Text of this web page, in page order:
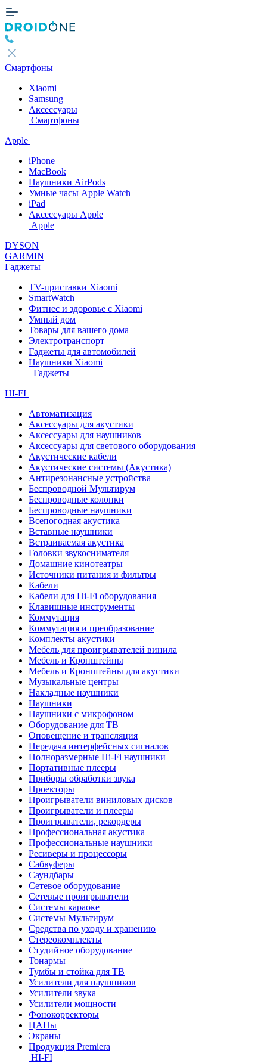
Смартфоны
Xiaomi
Samsung
Аксессуары
Смартфоны
Apple
iPhone
MacBook
Наушники AirPods
Умные часы Apple Watch
iPad
Аксессуары Apple
Apple
DYSON
GARMIN
Гаджеты
TV-приставки Xiaomi
SmartWatch
Фитнес и здоровье с Xiaomi
Умный дом
Товары для вашего дома
Электротранспорт
Гаджеты для автомобилей
Наушники Xiaomi
Гаджеты
HI-FI
Автоматизация
Аксессуары для акустики
Аксессуары для наушников
Аксессуары для светового оборудования
Акустические кабели
Акустические системы (Акустика)
Антирезонансные устройства
Беспроводной Мультирум
Беспроводные колонки
Беспроводные наушники
Всепогодная акустика
Вставные наушники
Встраиваемая акустика
Головки звукоснимателя
Домашние кинотеатры
Источники питания и фильтры
Кабели
Кабели для Hi-Fi оборудования
Клавишные инструменты
Коммутация
Коммутация и преобразование
Комплекты акустики
Мебель для проигрывателей винила
Мебель и Кронштейны
Мебель и Кронштейны для акустики
Музыкальные центры
Накладные наушники
Наушники
Наушники с микрофоном
Оборудование для ТВ
Оповещение и трансляция
Передача интерфейсных сигналов
Полноразмерные Hi-Fi наушники
Портативные плееры
Приборы обработки звука
Проекторы
Проигрыватели виниловых дисков
Проигрыватели и плееры
Проигрыватели, рекордеры
Профессиональная акустика
Профессиональные наушники
Ресиверы и процессоры
Сабвуферы
Саундбары
Сетевое оборудование
Сетевые проигрыватели
Системы караоке
Системы Мультирум
Средства по уходу и хранению
Стереокомплекты
Студийное оборудование
Тонармы
Тумбы и стойка для ТВ
Усилители для наушников
Усилители звука
Усилители мощности
Фонокорректоры
ЦАПы
Экраны
Продукция Premiera
HI-FI